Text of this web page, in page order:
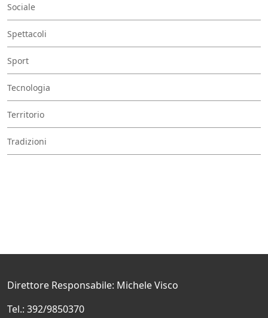
Sociale
Spettacoli
Sport
Tecnologia
Territorio
Tradizioni
Direttore Responsabile: Michele Visco
Tel.: 392/9850370